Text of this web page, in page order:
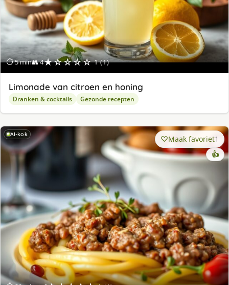
⏱ 5 min👥 4★☆☆☆☆ 1 (1)
Limonade van citroen en honing
Dranken & cocktails Gezonde recepten
AI-kok Maak favoriet1
👍